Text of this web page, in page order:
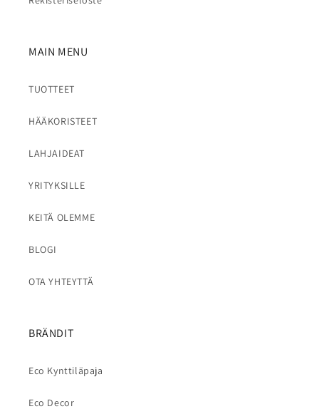
MAIN MENU
TUOTTEET
HÄÄKORISTEET
LAHJAIDEAT
YRITYKSILLE
KEITÄ OLEMME
BLOGI
OTA YHTEYTTÄ
BRÄNDIT
Eco Kynttiläpaja
Eco Decor